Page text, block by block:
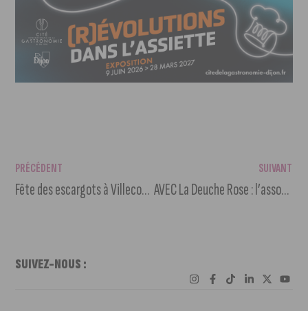
PRÉCÉDENT
Fête des escargots à Villecomte
SUIVANT
AVEC La Deuche Rose : l’association qui aide les femmes à vivre belles avec leur cancer.
SUIVEZ-NOUS :